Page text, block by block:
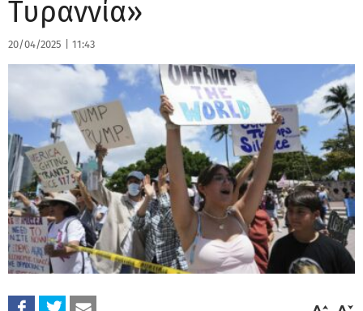
Τυραννία»
20/04/2025 11:43